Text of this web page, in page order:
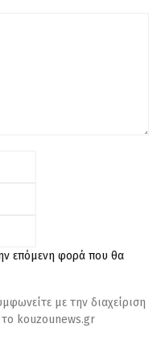
επόμενη φορά που θα
με την διαχείριση
kouzounews.gr